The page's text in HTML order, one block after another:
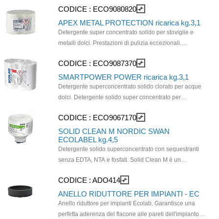
migliori risultati di lavaggio stoviglie in acque medio
dure. Dosaggio controllato da apparecchiatura
elettronica. Lavastoviglie: 0,8-1,5 g/l Lavapentole: 1,2-
2,0 g/l.
CODICE : ECO9080820 compare_arrows
APEX METAL PROTECTION ricarica kg.3,1
Detergente super concentrato solido per stoviglie e
metalli dolci. Prestazioni di pulizia eccezionali.
delle stoviglie in alluminio e altri metalli dolci. Utilizzo
100%, stoccaggio minimo, bocchi lunga durata. Facile
da maneggiare e caricare.
CODICE : ECO9087370 compare_arrows
SMARTPOWER POWER ricarica kg.3,1
Detergente superconcentrato solido clorato per acque
dolci. Detergente solido super concentrato per
e rimozione di macchie e residui di amido in acqua
dolce o di media durezza. Protegge il vetro dalla
corrosione.
CODICE : ECO9067170 compare_arrows
SOLID CLEAN M NORDIC SWAN
ECOLABEL kg.4,5
Detergente solido superconcentrato con sequestranti
senza EDTA, NTA e fosfati. Solid Clean M è un
per lavastoviglie, per condizioni di media durezza
dell’acqua. Grazie alla sua resa di pulizia e alle
proprietà ecosostenibili, Solid Clean M è certificato
Nordic SWAN Ecolabel.
CODICE : ADO414 compare_arrows
ANELLO RIDUTTORE PER IMPIANTI - EC
Anello riduttore per impianti Ecolab. Garantisce una
perfetta aderenza del flacone alle pareti dell'impianto e